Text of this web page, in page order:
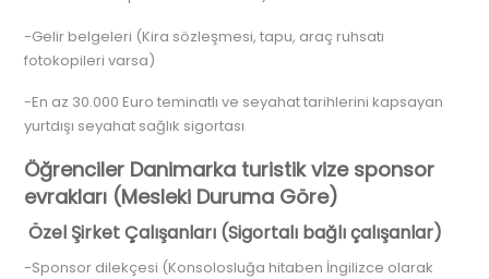
-Gelir belgeleri (Kira sözleşmesi, tapu, araç ruhsatı
fotokopileri varsa)
-En az 30.000 Euro teminatlı ve seyahat tarihlerini kapsayan
yurtdışı seyahat sağlık sigortası
Öğrenciler Danimarka turistik vize sponsor
evrakları (Mesleki Duruma Göre)
Özel Şirket Çalışanları (Sigortalı bağlı çalışanlar)
-Sponsor dilekçesi (Konsolosluğa hitaben İngilizce olarak